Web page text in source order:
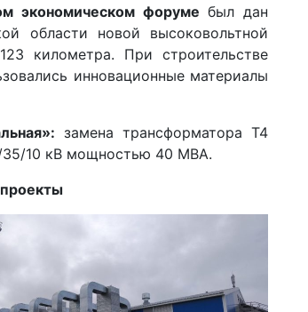
экономическом форуме был дан
области новой высоковольтной
километра. При строительстве
инновационные материалы
замена трансформатора T4
35/10 кВ мощностью 40 МВА.